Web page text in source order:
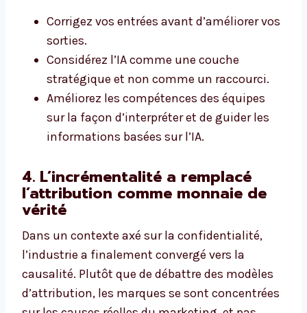
Corrigez vos entrées avant d’améliorer vos
sorties.
Considérez l’IA comme une couche
stratégique et non comme un raccourci.
Améliorez les compétences des équipes
sur la façon d’interpréter et de guider les
informations basées sur l’IA.
4. L’incrémentalité a remplacé
l’attribution comme monnaie de
vérité
Dans un contexte axé sur la confidentialité,
l’industrie a finalement convergé vers la
causalité. Plutôt que de débattre des modèles
d’attribution, les marques se sont concentrées